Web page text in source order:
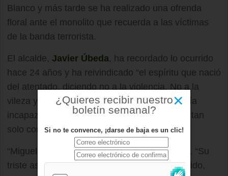
Blanco y más tarde se ha realizado una ofrenda
floral ante el monolito que recuerda a las víctimas
de la banda terrorista.
El alcalde, Javier Úbeda, ha recordado lo ocurrido
hace 24 años y ha reivindicado “el espíritu que nació
del atentado, diciendo no a la violencia. No a la
vileza y a la cobardía. No a cualquier ideología
incapaz de sostenerse con argumentos, sino tan
solo con pistolas”.
“Miguel Ángel no murió en vano”, ha añadido. “Su
triste asesinato, que jamás debió haber ocurrido,
×
¿Quieres recibir nuestro
boletín semanal?
Si no te convence, ¡darse de baja es un clic!